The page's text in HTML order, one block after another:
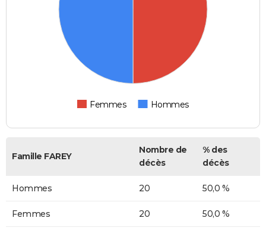
Femmes Hommes
Famille FAREY
Nombre de
décès
% des
décès
Hommes 20 50,0 %
Femmes 20 50,0 %